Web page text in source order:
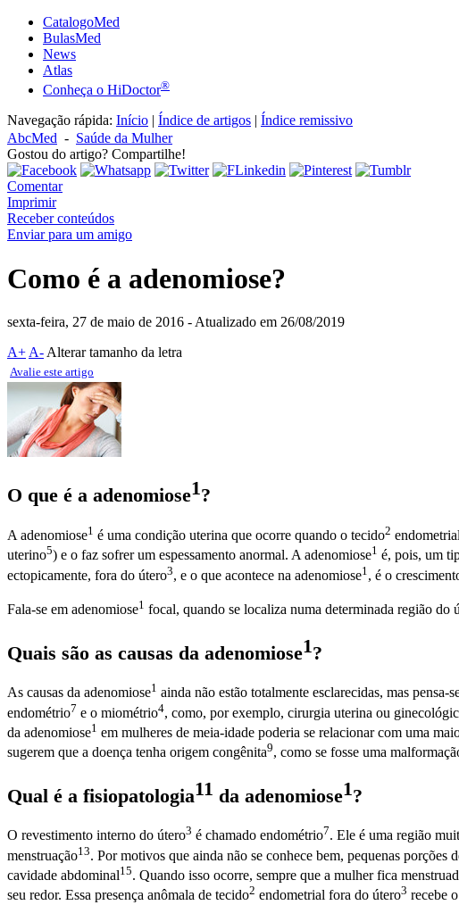
CatalogoMed
BulasMed
News
Atlas
Conheça o HiDoctor®
Navegação rápida: Início | Índice de artigos | Índice remissivo
AbcMed - Saúde da Mulher
Gostou do artigo? Compartilhe!
Comentar
Imprimir
Receber conteúdos
Enviar para um amigo
Como é a adenomiose?
sexta-feira, 27 de maio de 2016 - Atualizado em 26/08/2019
A+ A- Alterar tamanho da letra
Avalie este artigo
O que é a adenomiose1?
A adenomiose1 é uma condição uterina que ocorre quando o tecido2
uterino5) e o faz sofrer um espessamento anormal. Aadenomiose1 é, pois, um
ectopicamente, fora do útero3, e o que acontece na adenomiose1 , é o
Fala-se em adenomiose1 focal, quando se localiza numa determinada região do
Quais são as causas da adenomiose1?
As causas da adenomiose1 ainda não estão totalmente esclarecidas, mas pensa-
endométrio7 e o miométrio4, como, por exemplo, cirurgia uterina ou
da adenomiose1 em mulheres de meia-idade poderia se relacionar com uma
sugerem que a doença tenha origem congênita9, como se fosse uma
Qual é a fisiopatologia11 da adenomiose1?
O revestimento interno do útero3 é chamado endométrio7. Ele é uma região
menstruação13. Por motivos que ainda não se conhece bem, pequenas porções
cavidade abdominal15. Quando isso ocorre, sempre que a mulher fica
seu redor. Essa presença anômala de tecido2 endometrial fora do útero3 recebe